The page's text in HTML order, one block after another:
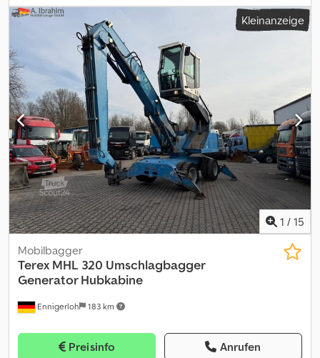
Case Motorleistung: 105 kW Betriebsstunden : 7940 h Zul.
Gesamtgewicht : 18000 kg Transportlänge :8,19 m
Transportbreite:1,91 m Transporthöhe: 2,89 m Farbe : Gelb -
Joystick-Steuerung - Planierschild - Kamera Codpfx Aezripcob
Rsrf Gerne unterstützen wir Sie auch im Bereich
Finanzierung/Leasing mit unserem Partnern. Alle Angaben ohne
Gewähr. Irrtum und Zwischenhandel vorbehalten.
Kleinanzeige
1 / 15
Ennigerloh 183 km
Mobilbagger
Terex MHL 320 Umschlagbagger
Generator Hubkabine
Preisinfo Anrufen